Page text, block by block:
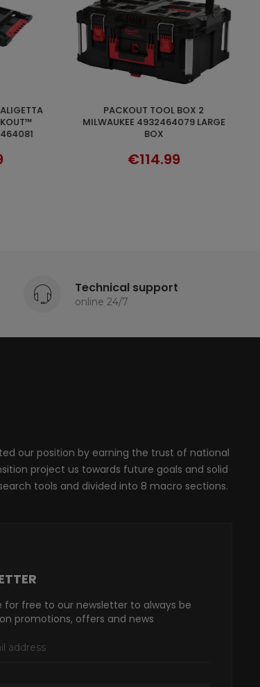
LARGE
ADD TO CART
TROLLEY 4932464078
Technical support
online 24/7
our position by earning the trust of national
project us towards future goals and solid
tools and divided into 8 macro sections.
for free to our newsletter to always be
promotions, offers and news